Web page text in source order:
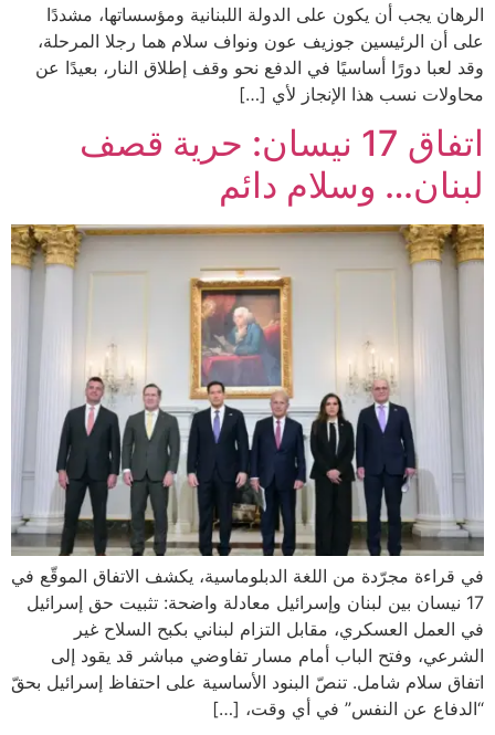
أن يكون على الدولة اللبنانية ومؤسساتها، مشددًا
جوزيف عون ونواف سلام هما رجلا المرحلة،
دورًا أساسيًا في الدفع نحو وقف إطلاق النار، بعيدًا عن
نسب هذا الإنجاز لأي […]
اتفاق 17 نيسان: حرية قصف
وسلام دائم
مجرّدة من اللغة الدبلوماسية، يكشف الاتفاق الموقّع في
بين لبنان وإسرائيل معادلة واضحة: تثبيت حق إسرائيل
العسكري، مقابل التزام لبناني بكبح السلاح غير
وفتح الباب أمام مسار تفاوضي مباشر قد يقود إلى
شامل. تنصّ البنود الأساسية على احتفاظ إسرائيل بحقّ
عن النفس” في أي وقت، […]